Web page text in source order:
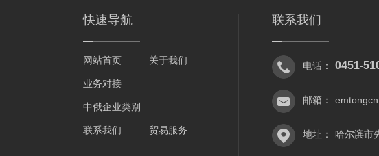
快速导航
网站首页 关于我们
业务对接
中俄企业类别
联系我们 贸易服务
联系我们
电话： 0451-
邮箱：
地址： 哈尔滨市